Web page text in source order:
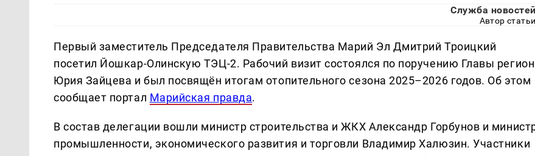
Служба новостей
Автор статьи
Первый заместитель Председателя Правительства Марий Эл Дмитрий Троицкий
посетил Йошкар-Олинскую ТЭЦ-2. Рабочий визит состоялся по поручению Главы
Юрия Зайцева и был посвящён итогам отопительного сезона 2025–2026 годов. Об этом
сообщает портал Марийская правда.
В состав делегации вошли министр строительства и ЖКХ Александр Горбунов и
промышленности, экономического развития и торговли Владимир Халюзин. Участники